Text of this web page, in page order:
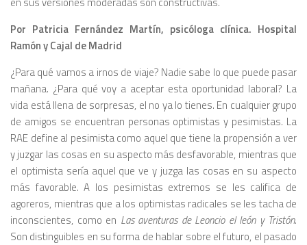
Por Patricia Fernández Martín, psicóloga clínica. Hospital
Ramón y Cajal de Madrid
¿Para qué vamos a irnos de viaje? Nadie sabe lo que puede pasar
mañana. ¿Para qué voy a aceptar esta oportunidad laboral? La
vida está llena de sorpresas, el no ya lo tienes. En cualquier grupo
de amigos se encuentran personas optimistas y pesimistas. La
RAE define al pesimista como aquel que tiene la propensión a ver
y juzgar las cosas en su aspecto más desfavorable, mientras que
el optimista sería aquel que ve y juzga las cosas en su aspecto
más favorable. A los pesimistas extremos se les califica de
agoreros, mientras que a los optimistas radicales se les tacha de
inconscientes, como en Las aventuras de Leoncio el león y Tristón.
Son distinguibles en su forma de hablar sobre el futuro, el pasado